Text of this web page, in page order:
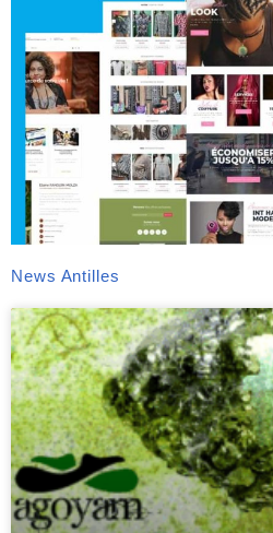
News Antilles